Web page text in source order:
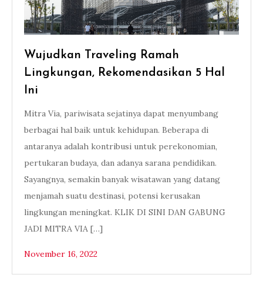
Wujudkan Traveling Ramah
Lingkungan, Rekomendasikan 5 Hal
Ini
Mitra Via, pariwisata sejatinya dapat menyumbang
berbagai hal baik untuk kehidupan. Beberapa di
antaranya adalah kontribusi untuk perekonomian,
pertukaran budaya, dan adanya sarana pendidikan.
Sayangnya, semakin banyak wisatawan yang datang
menjamah suatu destinasi, potensi kerusakan
lingkungan meningkat. KLIK DI SINI DAN GABUNG
JADI MITRA VIA […]
November 16, 2022